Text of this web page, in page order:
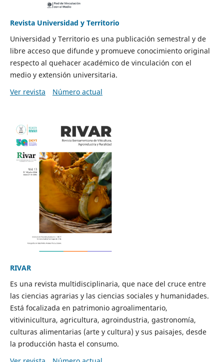
Revista Universidad y Territorio
Universidad y Territorio es una publicación semestral y de
libre acceso que difunde y promueve conocimiento original
respecto al quehacer académico de vinculación con el
medio y extensión universitaria.
Ver revista
Número actual
RIVAR
Es una revista multidisciplinaria, que nace del cruce entre
las ciencias agrarias y las ciencias sociales y humanidades.
Está focalizada en patrimonio agroalimentario,
vitivinicultura, agricultura, agroindustria, gastronomía,
culturas alimentarias (arte y cultura) y sus paisajes, desde
la producción hasta el consumo.